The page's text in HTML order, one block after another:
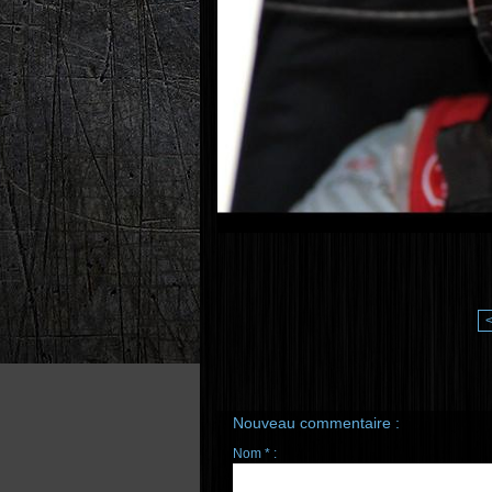
<
Nouveau commentaire :
Nom * :